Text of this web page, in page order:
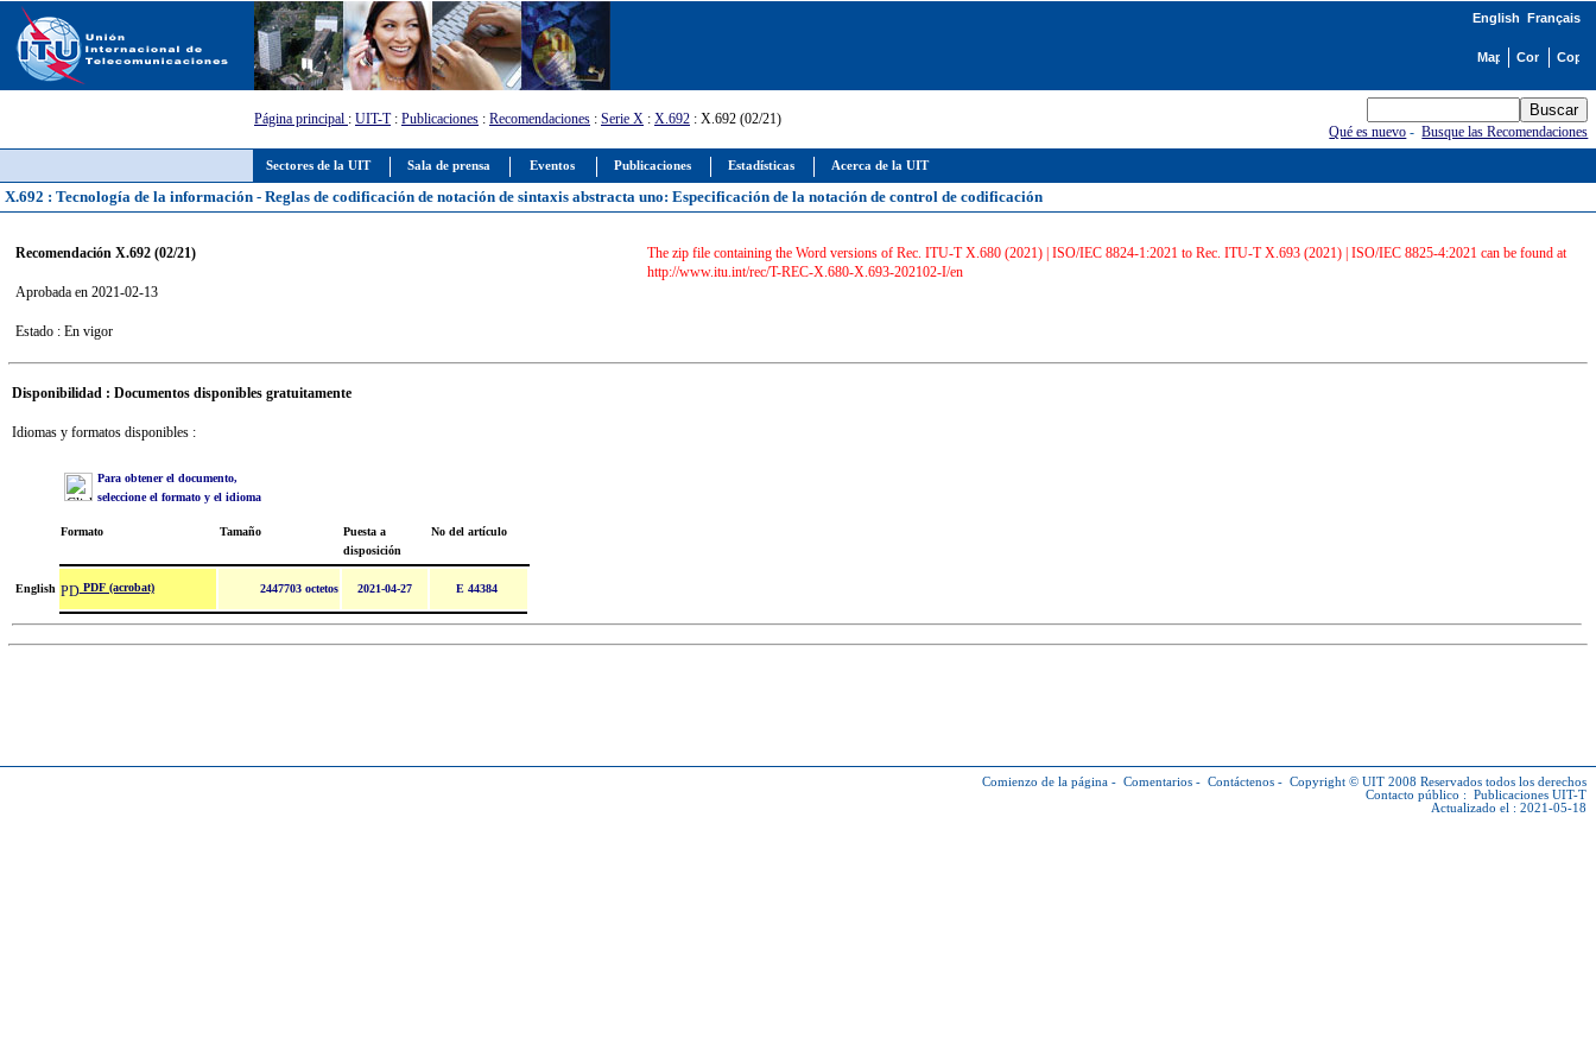
Sectores de la UIT Sala de prensa Eventos Publicaciones Estadísticas Acerca de la UIT
English Français
Página principal : UIT-T: Publicaciones : Recomendaciones : Serie X : X.692 : X.692 (02/21)
Qué es nuevo -Busque las Recomendaciones
X.692 : Tecnología de la información - Reglas de codificación de notación de sintaxis abstracta uno: Especificación de la notación de control de codificación
Recomendación X.692 (02/21)
Aprobada en 2021-02-13
Estado : En vigor
The zip file containing the Word versions of Rec. ITU-T X.680 (2021) | ISO/IEC 8824-1:2021 to Rec. ITU-T X.693 (2021) | ISO/IEC 8825-4:2021 can be found at
http://www.itu.int/rec/T-REC-X.680-X.693-202102-I/en
Disponibilidad : Documentos disponibles gratuitamente
Idiomas y formatos disponibles :
Para obtener el documento,
seleccione el formato y el idioma
Formato Tamaño
Puesta a
disposición
No del artículo
English PDF (acrobat) 2447703 octetos 2021-04-27 E 44384
Comienzo de la página - Comentarios - Contáctenos - Copyright © UIT 2008 Reservados todos los derechos
Contacto público : Publicaciones UIT-T
Actualizado el : 2021-05-18